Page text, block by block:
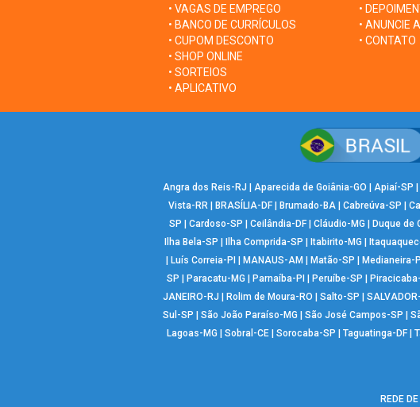
• VAGAS DE EMPREGO
• BANCO DE CURRÍCULOS
• CUPOM DESCONTO
• SHOP ONLINE
• SORTEIOS
• APLICATIVO
•
• ANUNCIE
• CONTATO
Angra dos Reis-RJ | Aparecida de Goiânia-GO | Apiaí-SP |
Vista-RR | BRASÍLIA-DF| Brumado-BA| Cabreúva-SP |
SP | Cardoso-SP | Ceilândia-DF | Cláudio-MG | Duque de
Ilha Bela-SP | Ilha Comprida-SP | Itabirito-MG |
| Luís Correia-PI | MANAUS-AM | Matão-SP | Medianeira-
SP | Paracatu-MG | Parnaíba-PI | Peruíbe-SP |
JANEIRO-RJ | Rolim de Moura-RO | Salto-SP |
Sul-SP | São João Paraíso-MG | São José Campos-SP |
Lagoas-MG | Sobral-CE| Sorocaba-SP | Taguatinga-DF|
REDE